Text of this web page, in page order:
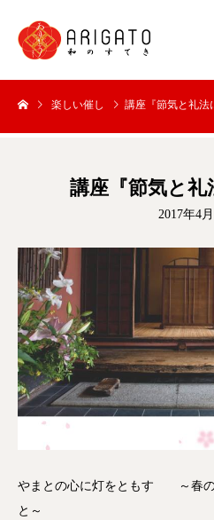
楽しい催し 講座『節気と礼法
講座『節気と礼
2017年4
やまとの心に灯をともす ～春の
と～